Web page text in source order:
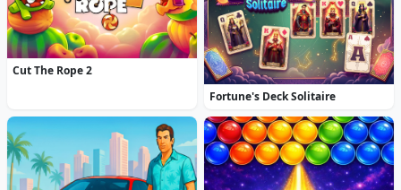
Cut The Rope 2
Fortune's Deck Solitaire